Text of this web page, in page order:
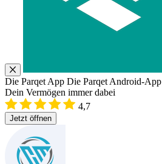
Die Parqet App Die Parqet Android-App
Dein Vermögen immer dabei
4,7
Jetzt öffnen